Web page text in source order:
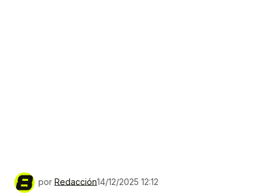
por Redacción14/12/2025 12:12